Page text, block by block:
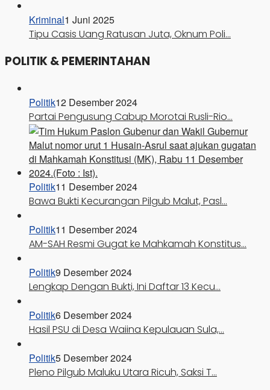
Kriminal1 Juni 2025
Tipu Casis Uang Ratusan Juta, Oknum Poli…
POLITIK & PEMERINTAHAN
Politik12 Desember 2024
Partai Pengusung Cabup Morotai Rusli-Rio…
Politik11 Desember 2024
Bawa Bukti Kecurangan Pilgub Malut, Pasl…
Politik11 Desember 2024
AM-SAH Resmi Gugat ke Mahkamah Konstitus…
Politik9 Desember 2024
Lengkap Dengan Bukti, Ini Daftar 13 Kecu…
Politik6 Desember 2024
Hasil PSU di Desa Waiina Kepulauan Sula,…
Politik5 Desember 2024
Pleno Pilgub Maluku Utara Ricuh, Saksi T…